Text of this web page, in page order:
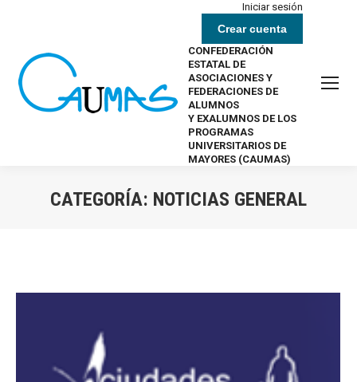
Iniciar sesión
Crear cuenta
CONFEDERACIÓN
ESTATAL DE
ASOCIACIONES Y
FEDERACIONES DE
ALUMNOS
Y EXALUMNOS DE LOS
PROGRAMAS
UNIVERSITARIOS DE
MAYORES (CAUMAS)
CATEGORÍA: NOTICIAS GENERAL